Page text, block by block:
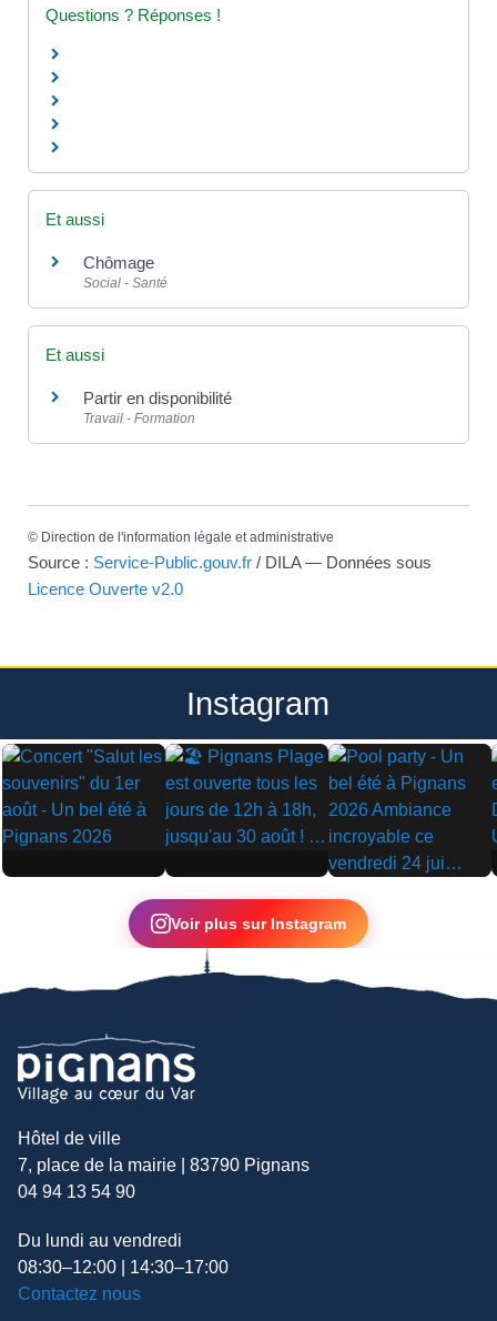
Questions ? Réponses !
Et aussi
Chômage
Social - Santé
Et aussi
Partir en disponibilité
Travail - Formation
© Direction de l'information légale et administrative
Source : Service-Public.gouv.fr / DILA — Données sous
Licence Ouverte v2.0
Instagram
▶ ▶
▶
Voir plus sur Instagram
Hôtel de ville
7, place de la mairie | 83790 Pignans
04 94 13 54 90
Du lundi au vendredi
08:30–12:00 | 14:30–17:00
Contactez nous